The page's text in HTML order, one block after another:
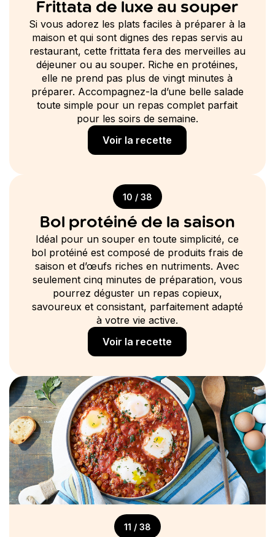
Frittata de luxe au souper
Si vous adorez les plats faciles à préparer à la
maison et qui sont dignes des repas servis au
restaurant, cette frittata fera des merveilles au
déjeuner ou au souper. Riche en protéines,
elle ne prend pas plus de vingt minutes à
préparer. Accompagnez-la d’une belle salade
toute simple pour un repas complet parfait
pour les soirs de semaine.
Voir la recette
10 / 38
Bol protéiné de la saison
Idéal pour un souper en toute simplicité, ce
bol protéiné est composé de produits frais de
saison et d’œufs riches en nutriments. Avec
seulement cinq minutes de préparation, vous
pourrez déguster un repas copieux,
savoureux et consistant, parfaitement adapté
à votre vie active.
Voir la recette
11 / 38